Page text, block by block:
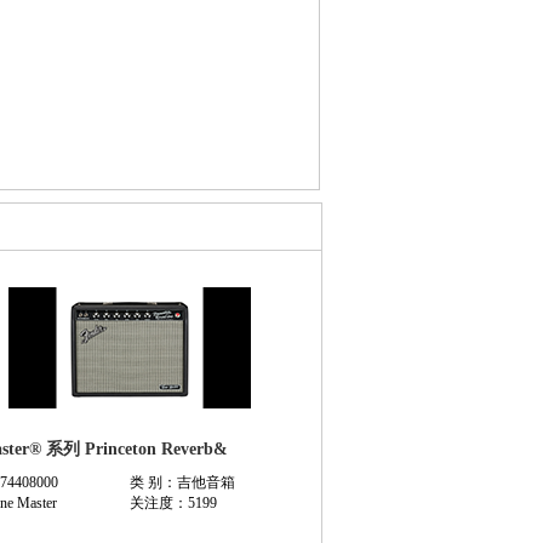
系列 Princeton Reverb&
类 别：吉他音箱
Master
关注度：5199